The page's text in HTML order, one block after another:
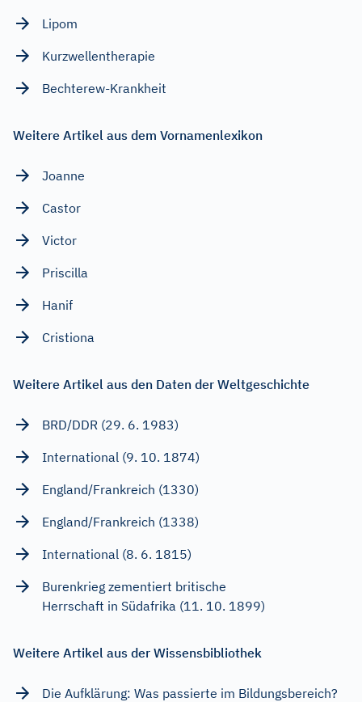
Lipom
Kurzwellentherapie
Bechterew-Krankheit
Weitere Artikel aus dem Vornamenlexikon
Joanne
Castor
Victor
Priscilla
Hanif
Cristiona
Weitere Artikel aus den Daten der Weltgeschichte
BRD/DDR (29. 6. 1983)
International (9. 10. 1874)
England/Frankreich (1330)
England/Frankreich (1338)
International (8. 6. 1815)
Burenkrieg zementiert britische
Herrschaft in Südafrika (11. 10. 1899)
Weitere Artikel aus der Wissensbibliothek
Die Aufklärung: Was passierte im Bildungsbereich?